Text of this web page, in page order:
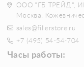
ООО "ГБ ТРЕЙД",
Москва,
sales@fillerstore.ru
+7 (495) 54-54-704
Часы работы: